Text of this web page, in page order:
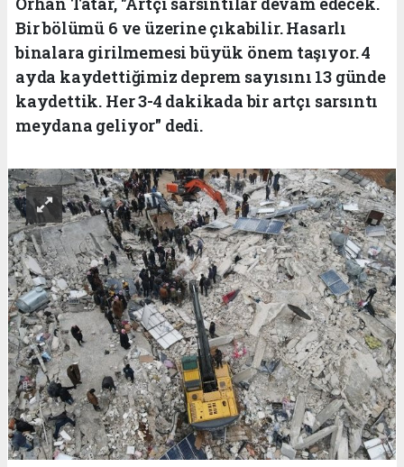
Bir bölümü 6 ve üzerine çıkabilir. Hasarlı
binalara girilmemesi büyük önem taşıyor. 4
ayda kaydettiğimiz deprem sayısını 13 günde
kaydettik. Her 3-4 dakikada bir artçı sarsıntı
meydana geliyor" dedi.